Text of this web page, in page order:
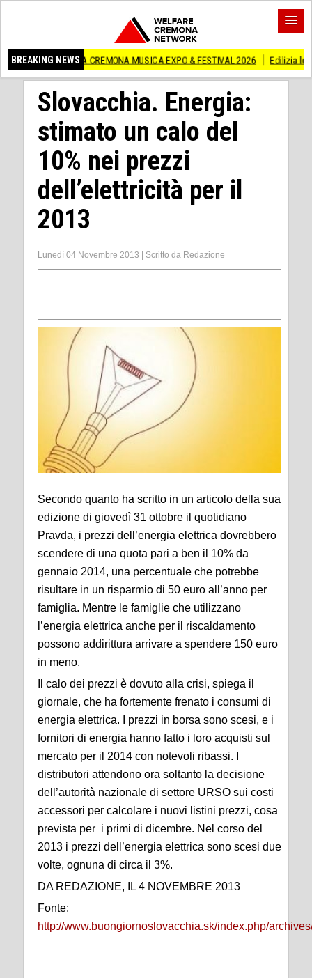
BREAKING NEWS
A CREMONA MUSICA EXPO & FESTIVAL 2026 Edilizia lombarda, CNA: Con
Slovacchia. Energia:
stimato un calo del
10% nei prezzi
dell’elettricità per il
2013
Lunedì 04 Novembre 2013 Scritto da Redazione
Secondo quanto ha scritto in un articolo della sua
edizione di giovedì 31 ottobre il quotidiano
Pravda, i prezzi dell’energia elettrica dovrebbero
scendere di una quota pari a ben il 10% da
gennaio 2014, una percentuale che potrebbe
risultare in un risparmio di 50 euro all’anno per
famiglia. Mentre le famiglie che utilizzano
l’energia elettrica anche per il riscaldamento
possono addirittura arrivare a spendere 150 euro
in meno.
Il calo dei prezzi è dovuto alla crisi, spiega il
giornale, che ha fortemente frenato i consumi di
energia elettrica. I prezzi in borsa sono scesi, e i
fornitori di energia hanno fatto i loro acquisti sul
mercato per il 2014 con notevoli ribassi. I
distributori attendono ora soltanto la decisione
dell’autorità nazionale di settore URSO sui costi
accessori per calcolare i nuovi listini prezzi, cosa
prevista per i primi di dicembre. Nel corso del
2013 i prezzi dell’energia elettrica sono scesi due
volte, ognuna di circa il 3%.
DA REDAZIONE, IL 4 NOVEMBRE 2013
Fonte:
http://www.buongiornoslovacchia.sk/index.php/